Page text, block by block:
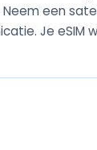
Neem een
Je eSIM